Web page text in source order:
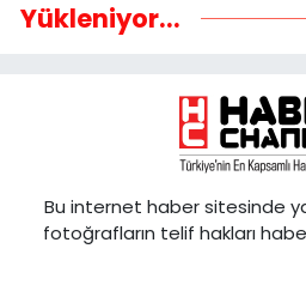
Yükleniyor...
Bu internet haber sitesinde
fotoğrafların telif hakları